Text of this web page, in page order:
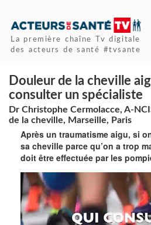
La première chaîne Tv digitale
des acteurs de santé #tvsante
Douleur de la cheville
consulter un spécialiste
Dr Christophe Cermolacce, A-
de la cheville, Marseille, Paris
Après un traumatisme aigu, si
sa cheville parce qu’on a trop
doit être effectuée par les